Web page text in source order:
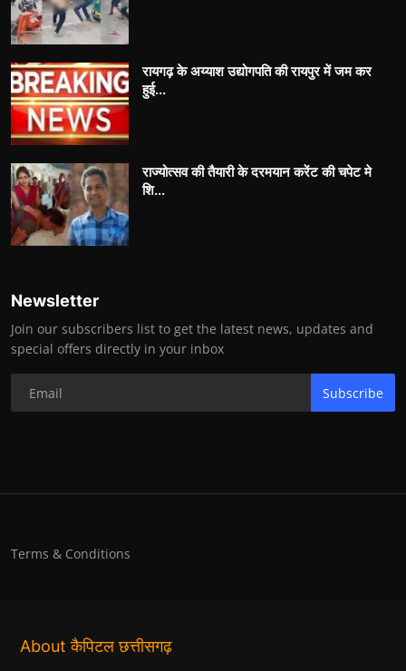
रायगढ़ के अय्याश उद्योगपति की रायपुर में जम कर
हुई...
राज्योत्सव की तैयारी के दरमयान करेंट की चपेट मे
शि...
Newsletter
Join our subscribers list to get the latest news, updates and
special offers directly in your inbox
Subscribe
Terms & Conditions
About कैपिटल छत्तीसगढ़